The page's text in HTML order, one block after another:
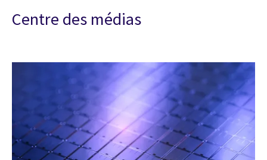
Centre des médias